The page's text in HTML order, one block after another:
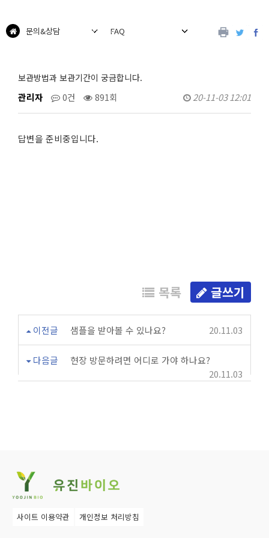
FAQ
문의&상담
보관방법과 보관기간이 궁금합니다.
관리자 0건 891회 20-11-03 12:01
답변을 준비중입니다.
목록 글쓰기
이전글 샘플을 받아볼 수 있나요? 20.11.03
다음글
현장 방문하려면 어디로 가야 하나요?
20.11.03
사이트 이용약관 개인정보 처리방침